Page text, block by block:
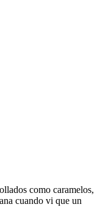
como caramelos,
cuando vi que un